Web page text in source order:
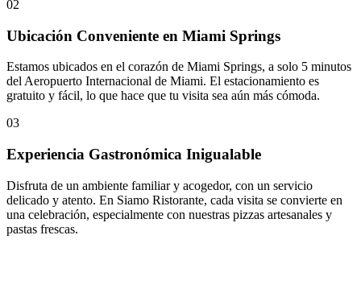
02
Ubicación Conveniente en Miami Springs
Estamos ubicados en el corazón de Miami Springs, a solo 5 minutos
del Aeropuerto Internacional de Miami. El estacionamiento es
gratuito y fácil, lo que hace que tu visita sea aún más cómoda.
03
Experiencia Gastronómica Inigualable
Disfruta de un ambiente familiar y acogedor, con un servicio
delicado y atento. En Siamo Ristorante, cada visita se convierte en
una celebración, especialmente con nuestras pizzas artesanales y
pastas frescas.